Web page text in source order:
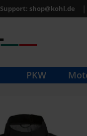
Support: shop@kohl.de
PKW